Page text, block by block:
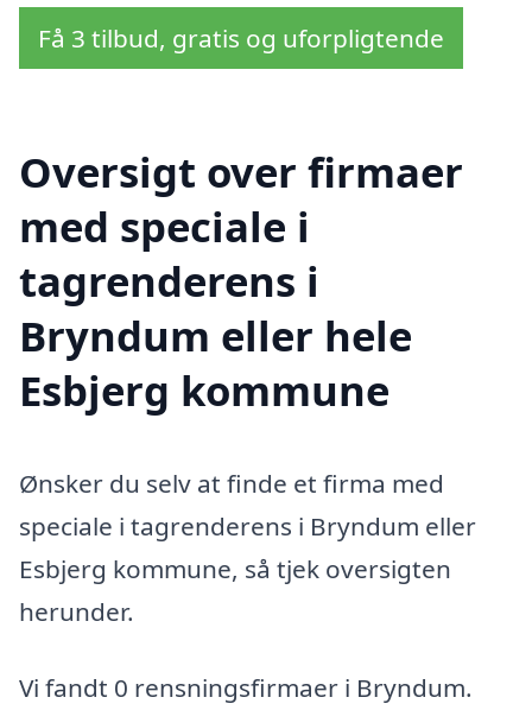
Få 3 tilbud, gratis og uforpligtende
Oversigt over firmaer
med speciale i
tagrenderens i
Bryndum eller hele
Esbjerg kommune
Ønsker du selv at finde et firma med
speciale i tagrenderens i Bryndum eller
Esbjerg kommune, så tjek oversigten
herunder.
Vi fandt 0 rensningsfirmaer i Bryndum.